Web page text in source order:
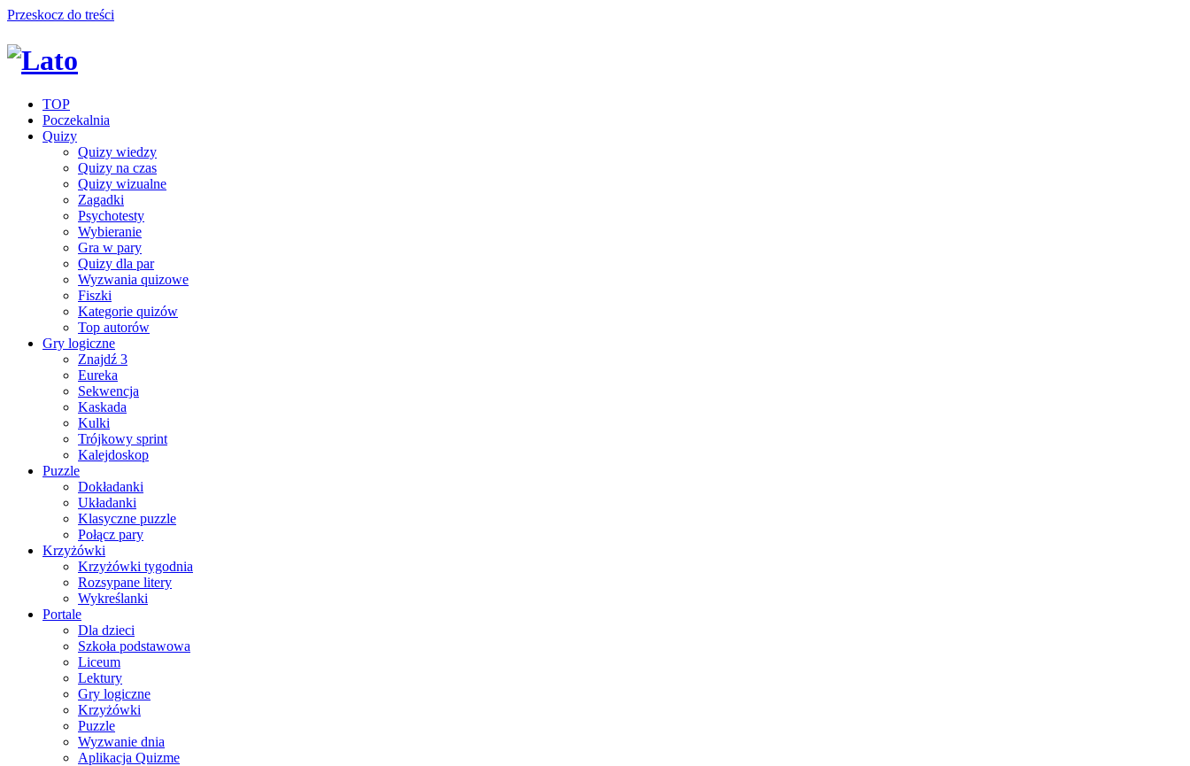
Przeskocz do treści
TOP
Poczekalnia
Quizy
Quizy wiedzy
Quizy na czas
Quizy wizualne
Zagadki
Psychotesty
Wybieranie
Gra w pary
Quizy dla par
Wyzwania quizowe
Fiszki
Kategorie quizów
Top autorów
Gry logiczne
Znajdź 3
Eureka
Sekwencja
Kaskada
Kulki
Trójkowy sprint
Kalejdoskop
Puzzle
Dokładanki
Układanki
Klasyczne puzzle
Połącz pary
Krzyżówki
Krzyżówki tygodnia
Rozsypane litery
Wykreślanki
Portale
Dla dzieci
Szkoła podstawowa
Liceum
Lektury
Gry logiczne
Krzyżówki
Puzzle
Wyzwanie dnia
Aplikacja Quizme